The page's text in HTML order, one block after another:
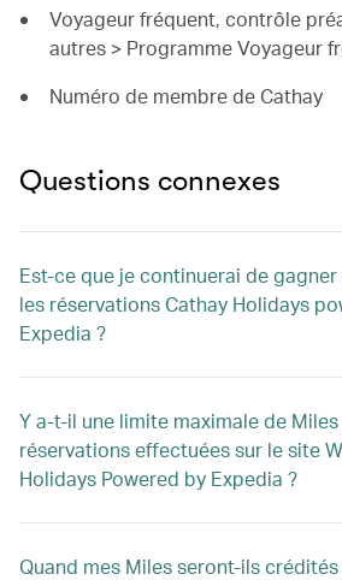
Voyageur fréquent, contrôle
autres > Programme Voyageur
Numéro de membre de Cathay
Questions connexes
Est-ce que je continuerai de
les réservations Cathay Holidays
Expedia ?
Y a-t-il une limite maximale de
réservations effectuées sur le site
Holidays Powered by Expedia ?
Quand mes Miles seront-ils